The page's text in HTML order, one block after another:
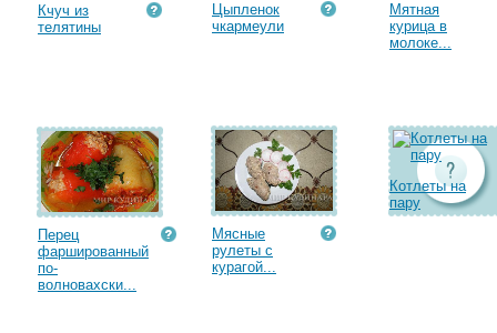
Кчуч из
телятины
Цыпленок
чкармеули
Мятная
курица в
молоке...
Перец
фаршированный
по-
волновахски...
Мясные
рулеты с
курагой...
Котлеты на
пару